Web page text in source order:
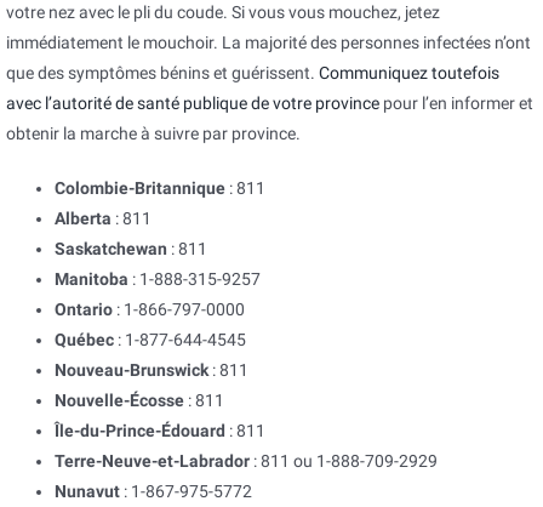
votre nez avec le pli du coude. Si vous vous mouchez, jetez
immédiatement le mouchoir. La majorité des personnes infectées n’ont
que des symptômes bénins et guérissent. Communiquez toutefois
avec l’autorité de santé publique de votre province pour l’en informer et
obtenir la marche à suivre par province.
Colombie-Britannique : 811
Alberta : 811
Saskatchewan : 811
Manitoba : 1-888-315-9257
Ontario : 1-866-797-0000
Québec : 1-877-644-4545
Nouveau-Brunswick : 811
Nouvelle-Écosse : 811
Île-du-Prince-Édouard : 811
Terre-Neuve-et-Labrador : 811 ou 1-888-709-2929
Nunavut : 1-867-975-5772